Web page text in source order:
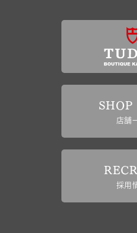
店舗
採用